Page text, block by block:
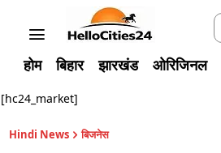
होम बिहार झारखंड ओरिजिनल
[hc24_market]
Hindi News बिजनेस